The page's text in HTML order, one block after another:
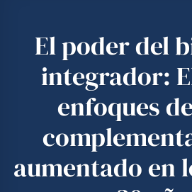
El poder del
integrador:
enfoques
aumentado en